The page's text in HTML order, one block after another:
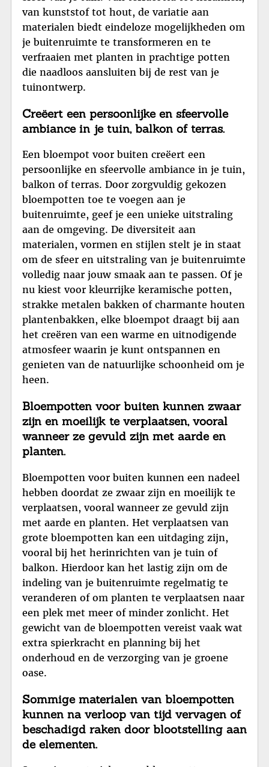
van kunststof tot hout, de variatie aan
materialen biedt eindeloze mogelijkheden om
je buitenruimte te transformeren en te
verfraaien met planten in prachtige potten
die naadloos aansluiten bij de rest van je
tuinontwerp.
Creëert een persoonlijke en sfeervolle
ambiance in je tuin, balkon of terras.
Een bloempot voor buiten creëert een
persoonlijke en sfeervolle ambiance in je tuin,
balkon of terras. Door zorgvuldig gekozen
bloempotten toe te voegen aan je
buitenruimte, geef je een unieke uitstraling
aan de omgeving. De diversiteit aan
materialen, vormen en stijlen stelt je in staat
om de sfeer en uitstraling van je buitenruimte
volledig naar jouw smaak aan te passen. Of je
nu kiest voor kleurrijke keramische potten,
strakke metalen bakken of charmante houten
plantenbakken, elke bloempot draagt bij aan
het creëren van een warme en uitnodigende
atmosfeer waarin je kunt ontspannen en
genieten van de natuurlijke schoonheid om je
heen.
Bloempotten voor buiten kunnen zwaar
zijn en moeilijk te verplaatsen, vooral
wanneer ze gevuld zijn met aarde en
planten.
Bloempotten voor buiten kunnen een nadeel
hebben doordat ze zwaar zijn en moeilijk te
verplaatsen, vooral wanneer ze gevuld zijn
met aarde en planten. Het verplaatsen van
grote bloempotten kan een uitdaging zijn,
vooral bij het herinrichten van je tuin of
balkon. Hierdoor kan het lastig zijn om de
indeling van je buitenruimte regelmatig te
veranderen of om planten te verplaatsen naar
een plek met meer of minder zonlicht. Het
gewicht van de bloempotten vereist vaak wat
extra spierkracht en planning bij het
onderhoud en de verzorging van je groene
oase.
Sommige materialen van bloempotten
kunnen na verloop van tijd vervagen of
beschadigd raken door blootstelling aan
de elementen.